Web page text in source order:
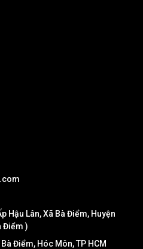
Hậu Lân, Xã Bà Điểm, Huyện
Điểm )
Điểm, Hóc Môn, TP HCM